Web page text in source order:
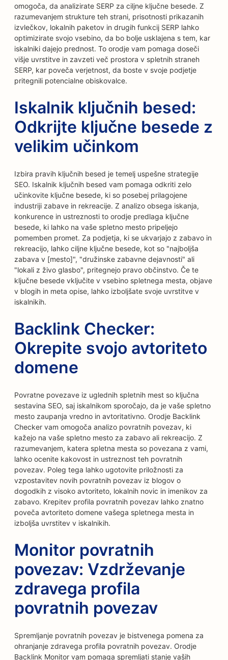
omogoča, da analizirate SERP za ciljne ključne besede. Z
razumevanjem strukture teh strani, prisotnosti prikazanih
izvlečkov, lokalnih paketov in drugih funkcij SERP lahko
optimizirate svojo vsebino, da bo bolje usklajena s tem, kar
iskalniki dajejo prednost. To orodje vam pomaga doseči
višje uvrstitve in zavzeti več prostora v spletnih straneh
SERP, kar poveča verjetnost, da boste v svoje podjetje
pritegnili potencialne obiskovalce.
Iskalnik ključnih besed:
Odkrijte ključne besede z
velikim učinkom
Izbira pravih ključnih besed je temelj uspešne strategije
SEO. Iskalnik ključnih besed vam pomaga odkriti zelo
učinkovite ključne besede, ki so posebej prilagojene
industriji zabave in rekreacije. Z analizo obsega iskanja,
konkurence in ustreznosti to orodje predlaga ključne
besede, ki lahko na vaše spletno mesto pripeljejo
pomemben promet. Za podjetja, ki se ukvarjajo z zabavo in
rekreacijo, lahko ciljne ključne besede, kot so "najboljša
zabava v [mesto]", "družinske zabavne dejavnosti" ali
"lokali z živo glasbo", pritegnejo pravo občinstvo. Če te
ključne besede vključite v vsebino spletnega mesta, objave
v blogih in meta opise, lahko izboljšate svoje uvrstitve v
iskalnikih.
Backlink Checker:
Okrepite svojo avtoriteto
domene
Povratne povezave iz uglednih spletnih mest so ključna
sestavina SEO, saj iskalnikom sporočajo, da je vaše spletno
mesto zaupanja vredno in avtoritativno. Orodje Backlink
Checker vam omogoča analizo povratnih povezav, ki
kažejo na vaše spletno mesto za zabavo ali rekreacijo. Z
razumevanjem, katera spletna mesta so povezana z vami,
lahko ocenite kakovost in ustreznost teh povratnih
povezav. Poleg tega lahko ugotovite priložnosti za
vzpostavitev novih povratnih povezav iz blogov o
dogodkih z visoko avtoriteto, lokalnih novic in imenikov za
zabavo. Krepitev profila povratnih povezav lahko znatno
poveča avtoriteto domene vašega spletnega mesta in
izboljša uvrstitev v iskalnikih.
Monitor povratnih
povezav: Vzdrževanje
zdravega profila
povratnih povezav
Spremljanje povratnih povezav je bistvenega pomena za
ohranjanje zdravega profila povratnih povezav. Orodje
Backlink Monitor vam pomaga spremljati stanje vaših